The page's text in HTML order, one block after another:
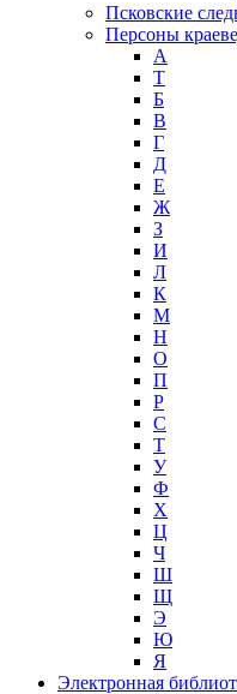
Псковские
Персоны
А
T
Б
В
Г
Д
Е
Ж
З
И
Л
К
М
Н
О
П
Р
С
Т
У
Ф
Х
Ц
Ч
Ш
Щ
Э
Ю
Я
Электронная